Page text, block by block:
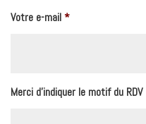
Votre e-mail*
Merci d'indiquer le motif du RDV